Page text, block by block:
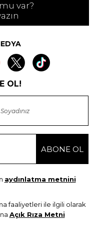
var?
OL!
aydınlatma metnini
faaliyetleri ile ilgili olarak
Açık Rıza Metni